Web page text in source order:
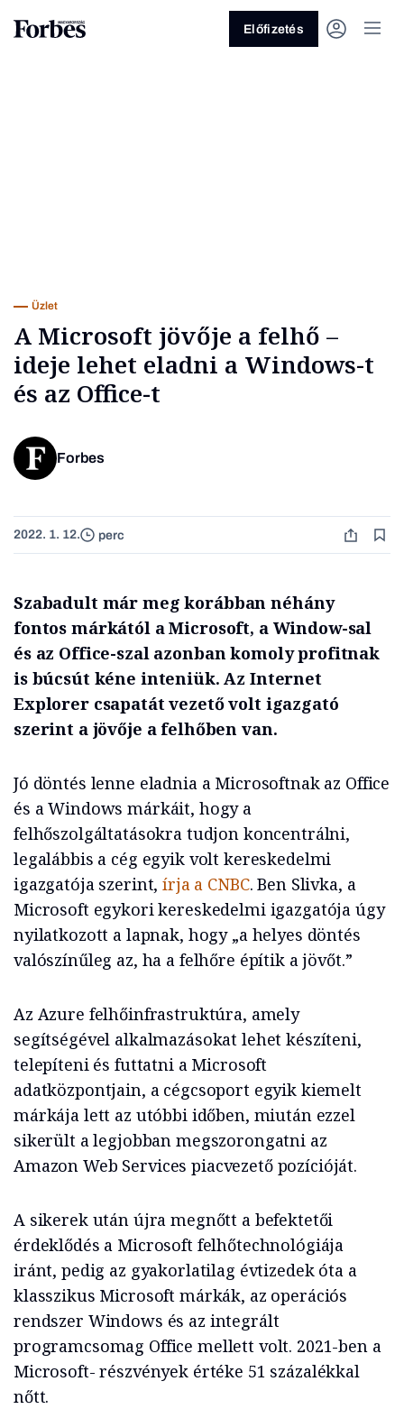
Előfizetés
Üzlet
A Microsoft jövője a felhő –
ideje lehet eladni a Windows-t
és az Office-t
Forbes
2022. 1. 12. perc
Szabadult már meg korábban néhány
fontos márkától a Microsoft, a Window-sal
és az Office-szal azonban komoly profitnak
is búcsút kéne inteniük. Az Internet
Explorer csapatát vezető volt igazgató
szerint a jövője a felhőben van.
Jó döntés lenne eladnia a Microsoftnak az Office
és a Windows márkáit, hogy a
felhőszolgáltatásokra tudjon koncentrálni,
legalábbis a cég egyik volt kereskedelmi
igazgatója szerint,írja a CNBC. Ben Slivka, a
Microsoft egykori kereskedelmi igazgatója úgy
nyilatkozott a lapnak, hogy „a helyes döntés
valószínűleg az, ha a felhőre építik a jövőt.”
Az Azure felhőinfrastruktúra, amely
segítségével alkalmazásokat lehet készíteni,
telepíteni és futtatni a Microsoft
adatközpontjain, a cégcsoport egyik kiemelt
márkája lett az utóbbi időben, miután ezzel
sikerült a legjobban megszorongatni az
Amazon Web Services piacvezető pozícióját.
A sikerek után újra megnőtt a befektetői
érdeklődés a Microsoft felhőtechnológiája
iránt, pedig az gyakorlatilag évtizedek óta a
klasszikus Microsoft márkák, az operációs
rendszer Windows és az integrált
programcsomag Office mellett volt. 2021-ben a
Microsoft- részvények értéke 51 százalékkal
nőtt.